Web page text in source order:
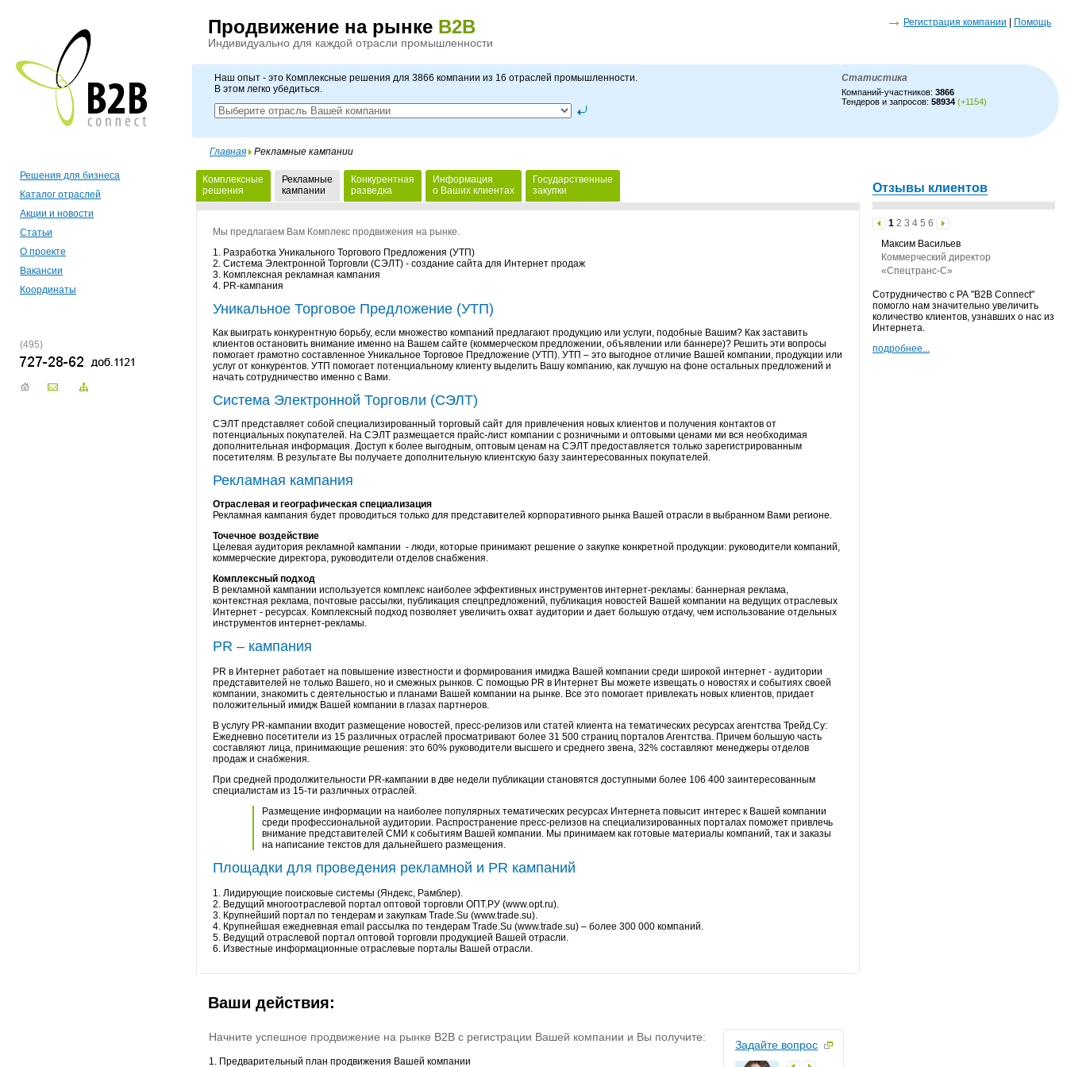
Продвижение на рынке B2B
Индивидуально для каждой отрасли промышленности
Наш опыт - это Комплексные решения для 3866 компании из 16 отраслей промышленности.
В этом легко убедиться.
Регистрация компании Помощь
Статистика
Компаний-участников: 3866
Тендеров и запросов: 58934 (+1154)
Главная Рекламные кампании
Решения для бизнеса
Каталог отраслей
Акции и новости
Статьи
О проекте
Вакансии
Координаты
(495)
Комплексные
решения
Рекламные
кампании
Конкурентная
разведка
Информация
о Ваших клиентах
Государственные
закупки
Мы предлагаем Вам Комплекс продвижения на рынке.
1. Разработка Уникального Торгового Предложения (УТП)
2. Система Электронной Торговли (СЭЛТ) - создание сайта для Интернет продаж
3. Комплексная рекламная кампания
4. PR-кампания
Уникальное Торговое Предложение (УТП)
Как выиграть конкурентную борьбу, если множество компаний предлагают продукцию или услуги, подобные Вашим? Как заставить
клиентов остановить внимание именно на Вашем сайте (коммерческом предложении, объявлении или баннере)? Решить эти вопросы
помогает грамотно составленное Уникальное Торговое Предложение (УТП). УТП – это выгодное отличие Вашей компании, продукции или
услуг от конкурентов. УТП помогает потенциальному клиенту выделить Вашу компанию, как лучшую на фоне остальных предложений и
начать сотрудничество именно с Вами.
Система Электронной Торговли (СЭЛТ)
СЭЛТ представляет собой специализированный торговый сайт для привлечения новых клиентов и получения контактов от
потенциальных покупателей. На СЭЛТ размещается прайс-лист компании с розничными и оптовыми ценами ми вся необходимая
дополнительная информация. Доступ к более выгодным, оптовым ценам на СЭЛТ предоставляется только зарегистрированным
посетителям. В результате Вы получаете дополнительную клиентскую базу заинтересованных покупателей.
Рекламная кампания
Отраслевая и географическая специализация
Рекламная кампания будет проводиться только для представителей корпоративного рынка Вашей отрасли в выбранном Вами регионе.
Точечное воздействие
Целевая аудитория рекламной кампании - люди, которые принимают решение о закупке конкретной продукции: руководители компаний,
коммерческие директора, руководители отделов снабжения.
Комплексный подход
В рекламной кампании используется комплекс наиболее эффективных инструментов интернет-рекламы: баннерная реклама,
контекстная реклама, почтовые рассылки, публикация спецпредложений, публикация новостей Вашей компании на ведущих отраслевых
Интернет - ресурсах. Комплексный подход позволяет увеличить охват аудитории и дает большую отдачу, чем использование отдельных
инструментов интернет-рекламы.
PR – кампания
PR в Интернет работает на повышение известности и формирования имиджа Вашей компании среди широкой интернет - аудитории
представителей не только Вашего, но и смежных рынков. С помощью PR в Интернет Вы можете извещать о новостях и событиях своей
компании, знакомить с деятельностью и планами Вашей компании на рынке. Все это помогает привлекать новых клиентов, придает
положительный имидж Вашей компании в глазах партнеров.
В услугу PR-кампании входит размещение новостей, пресс-релизов или статей клиента на тематических ресурсах агентства Трейд.Су:
Ежедневно посетители из 15 различных отраслей просматривают более 31 500 страниц порталов Агентства. Причем большую часть
составляют лица, принимающие решения: это 60% руководители высшего и среднего звена, 32% составляют менеджеры отделов
продаж и снабжения.
При средней продолжительности PR-кампании в две недели публикации становятся доступными более 106 400 заинтересованным
специалистам из 15-ти различных отраслей.
Размещение информации на наиболее популярных тематических ресурсах Интернета повысит интерес к Вашей компании
среди профессиональной аудитории. Распространение пресс-релизов на специализированных порталах поможет привлечь
внимание представителей СМИ к событиям Вашей компании. Мы принимаем как готовые материалы компаний, так и заказы
на написание текстов для дальнейшего размещения.
Площадки для проведения рекламной и PR кампаний
1. Лидирующие поисковые системы (Яндекс, Рамблер).
2. Ведущий многоотраслевой портал оптовой торговли ОПТ.РУ (www.opt.ru).
3. Крупнейший портал по тендерам и закупкам Trade.Su (www.trade.su).
4. Крупнейшая ежедневная email рассылка по тендерам Trade.Su (www.trade.su) – более 300 000 компаний.
5. Ведущий отраслевой портал оптовой торговли продукцией Вашей отрасли.
6. Известные информационные отраслевые порталы Вашей отрасли.
Ваши действия:
Начните успешное продвижение на рынке В2В с регистрации Вашей компании и Вы получите:
1. Предварительный план продвижения Вашей компании
Задайте вопрос
Отзывы клиентов
1 2 3 4 5 6
Максим Васильев
Коммерческий директор
«Спецтранс-С»
Сотрудничество с РА "B2B Connect"
помогло нам значительно увеличить
количество клиентов, узнавших о нас из
Интернета.
подробнее...